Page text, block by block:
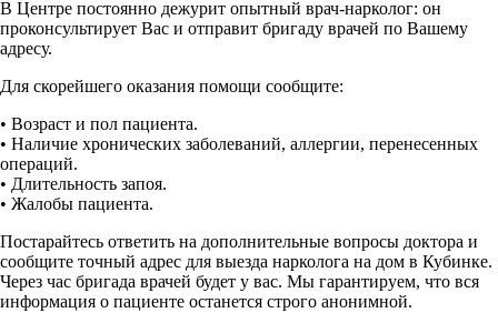
В Центре постоянно дежурит опытный врач-нарколог: он
проконсультирует Вас и отправит бригаду врачей по Вашему
адресу.
Для скорейшего оказания помощи сообщите:
• Возраст и пол пациента.
• Наличие хронических заболеваний, аллергии, перенесенных
операций.
• Длительность запоя.
• Жалобы пациента.
Постарайтесь ответить на дополнительные вопросы доктора и
сообщите точный адрес для выезда нарколога на дом в Кубинке.
Через час бригада врачей будет у вас. Мы гарантируем, что вся
информация о пациенте останется строго анонимной.